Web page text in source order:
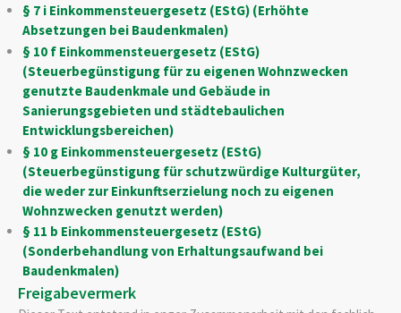
§ 7 i Einkommensteuergesetz (EStG) (Erhöhte
Absetzungen bei Baudenkmalen)
§ 10 f Einkommensteuergesetz (EStG)
(Steuerbegünstigung für zu eigenen Wohnzwecken
genutzte Baudenkmale und Gebäude in
Sanierungsgebieten und städtebaulichen
Entwicklungsbereichen)
§ 10 g Einkommensteuergesetz (EStG)
(Steuerbegünstigung für schutzwürdige Kulturgüter,
die weder zur Einkunftserzielung noch zu eigenen
Wohnzwecken genutzt werden)
§ 11 b Einkommensteuergesetz (EStG)
(Sonderbehandlung von Erhaltungsaufwand bei
Baudenkmalen)
Freigabevermerk